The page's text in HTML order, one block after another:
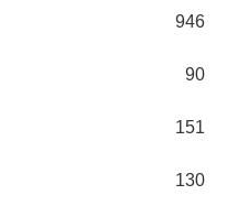
946
90
151
130